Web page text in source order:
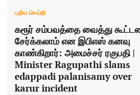
புதிய செய்தி
கரூர் சம்பவத்தை வைத்து
சேர்க்கலாம் என இபிஎஸ் கனவு
காண்கிறார்: அமைச்சர் ரகுபதி |
Minister Ragupathi slams
edappadi palanisamy over
karur incident